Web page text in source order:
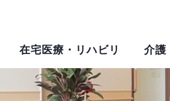
在宅医療・リハビリ 介護